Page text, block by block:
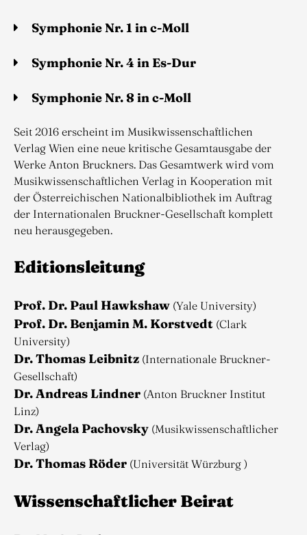
Symphonie Nr. 1 in c-Moll
Symphonie Nr. 4 in Es-Dur
Symphonie Nr. 8 in c-Moll
Seit 2016 erscheint im Musikwissenschaftlichen
Verlag Wien eine neue kritische Gesamtausgabe der
Werke Anton Bruckners. Das Gesamtwerk wird vom
Musikwissenschaftlichen Verlag in Kooperation mit
der Österreichischen Nationalbibliothek im Auftrag
der Internationalen Bruckner-Gesellschaft komplett
neu herausgegeben.
Editionsleitung
Prof. Dr. Paul Hawkshaw (Yale University)
Prof. Dr. Benjamin M. Korstvedt (Clark
University)
Dr. Thomas Leibnitz (Internationale Bruckner-
Gesellschaft)
Dr. Andreas Lindner (Anton Bruckner Institut
Linz)
Dr. Angela Pachovsky (Musikwissenschaftlicher
Verlag)
Dr. Thomas Röder (Universität Würzburg )
Wissenschaftlicher Beirat